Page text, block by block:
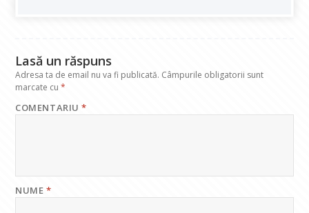
Lasă un răspuns
Adresa ta de email nu va fi publicată. Câmpurile obligatorii sunt
marcate cu*
COMENTARIU*
NUME*